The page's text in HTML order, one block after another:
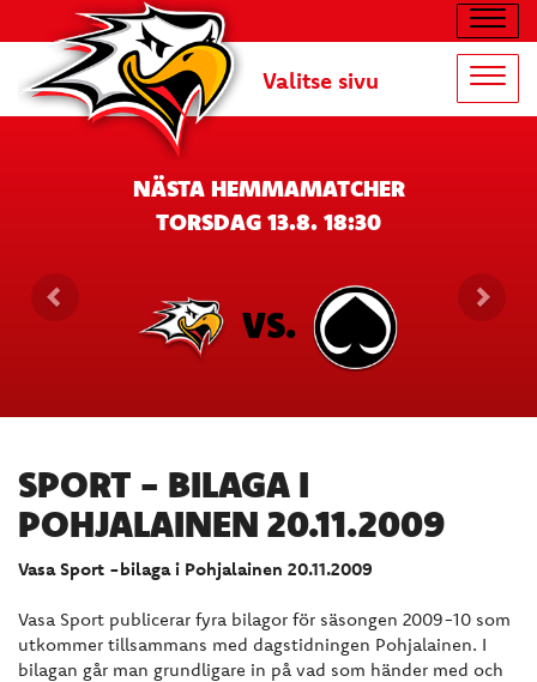
Valitse sivu
NÄSTA HEMMAMATCHER
TORSDAG 13.8. 18:30
VS.
SPORT - BILAGA I
POHJALAINEN 20.11.2009
Vasa Sport -bilaga i Pohjalainen 20.11.2009
Vasa Sport publicerar fyra bilagor för säsongen 2009-10 som
utkommer tillsammans med dagstidningen Pohjalainen. I
bilagan går man grundligare in på vad som händer med och